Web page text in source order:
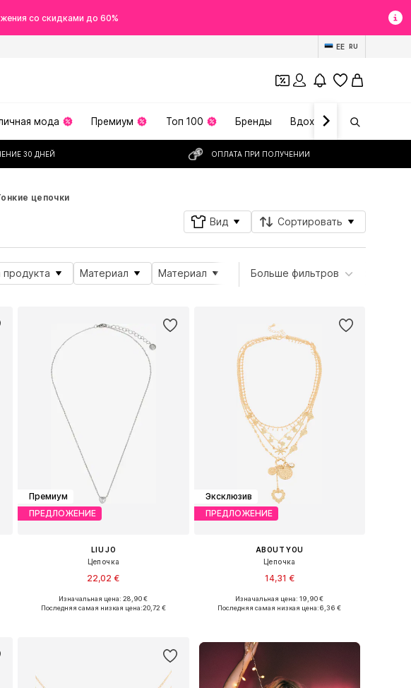
со скидками до 60%
EE RU
мода Премиум Топ 100 Бренды Вдохновение
30 ДНЕЙ ОПЛАТА ПРИ ПОЛУЧЕНИИ
цепочки
Вид Сортировать
продукта Материал Материал Вид украшений Тип камня
Больше фильтров
Премиум
ПРЕДЛОЖЕНИЕ
LIU JO
Цепочка
22,02 €
Доступные размеры: One Size
Изначальная цена: 28,90 €
Последняя самая низкая цена:20,72 €
Эксклюзив
ПРЕДЛОЖЕНИЕ
ABOUT YOU
Цепочка
14,31 €
Доступные размеры: One Size
Изначальная цена: 19,90 €
Последняя самая низкая цена:6,36 €